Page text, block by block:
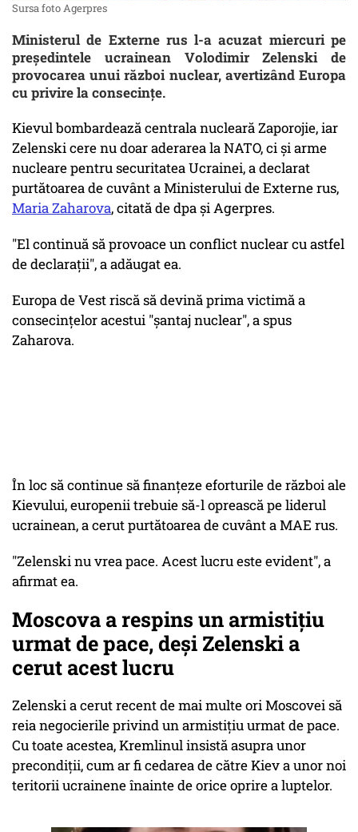
Sursa foto Agerpres
Ministerul de Externe rus l-a acuzat miercuri pe
preşedintele ucrainean Volodimir Zelenski de
provocarea unui război nuclear, avertizând Europa
cu privire la consecinţe.
Kievul bombardează centrala nucleară Zaporojie, iar
Zelenski cere nu doar aderarea la NATO, ci şi arme
nucleare pentru securitatea Ucrainei, a declarat
purtătoarea de cuvânt a Ministerului de Externe rus,
Maria Zaharova, citată de dpa și Agerpres.
"El continuă să provoace un conflict nuclear cu astfel
de declaraţii", a adăugat ea.
Europa de Vest riscă să devină prima victimă a
consecinţelor acestui "şantaj nuclear", a spus
Zaharova.
În loc să continue să finanţeze eforturile de război ale
Kievului, europenii trebuie să-l oprească pe liderul
ucrainean, a cerut purtătoarea de cuvânt a MAE rus.
"Zelenski nu vrea pace. Acest lucru este evident", a
afirmat ea.
Moscova a respins un armistițiu
urmat de pace, deși Zelenski a
cerut acest lucru
Zelenski a cerut recent de mai multe ori Moscovei să
reia negocierile privind un armistiţiu urmat de pace.
Cu toate acestea, Kremlinul insistă asupra unor
precondiţii, cum ar fi cedarea de către Kiev a unor noi
teritorii ucrainene înainte de orice oprire a luptelor.